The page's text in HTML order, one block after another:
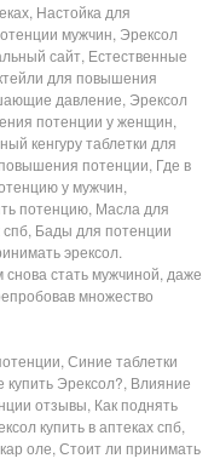
Настойка для
мужчин, Эрексол
сайт, Естественные
для повышения
давление, Эрексол
потенции у женщин,
кенгуру таблетки для
потенции, Где в
у мужчин,
потенцию, Масла для
спб, Бады для потенции
эрексол.
стать мужчиной, даже
множество
Синие таблетки
Эрексол?, Влияние
отзывы, Как поднять
купить в аптеках спб,
оле, Стоит ли принимать